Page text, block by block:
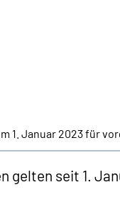
1. Januar 2023 für
gelten seit 1.